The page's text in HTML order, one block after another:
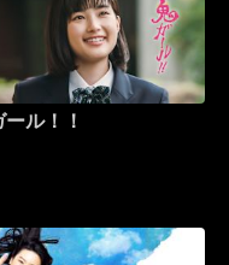
ール！！